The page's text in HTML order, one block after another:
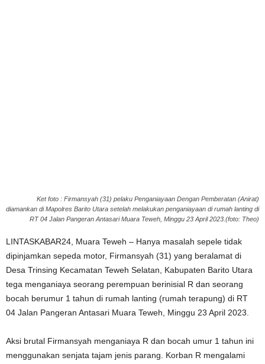
Ket foto : Firmansyah (31) pelaku Penganiayaan Dengan Pemberatan (Anirat)
diamankan di Mapolres Barito Utara setelah melakukan penganiayaan di rumah lanting di
RT 04 Jalan Pangeran Antasari Muara Teweh, Minggu 23 April 2023.(foto: Theo)
LINTASKABAR24, Muara Teweh – Hanya masalah sepele tidak
dipinjamkan sepeda motor, Firmansyah (31) yang beralamat di
Desa Trinsing Kecamatan Teweh Selatan, Kabupaten Barito Utara
tega menganiaya seorang perempuan berinisial R dan seorang
bocah berumur 1 tahun di rumah lanting (rumah terapung) di RT
04 Jalan Pangeran Antasari Muara Teweh, Minggu 23 April 2023.
Aksi brutal Firmansyah menganiaya R dan bocah umur 1 tahun ini
menggunakan senjata tajam jenis parang. Korban R mengalami